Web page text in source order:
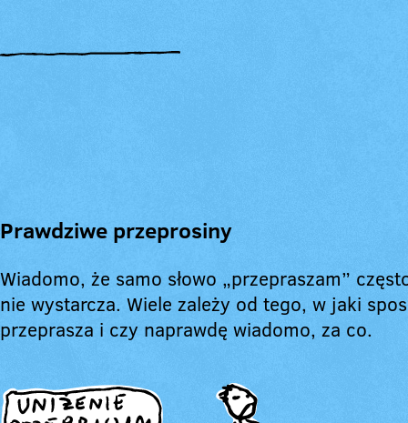
Prawdziwe przeprosiny
Wiadomo, że samo słowo „przepraszam”
nie wystarcza. Wiele zależy od tego, w jaki
przeprasza i czy naprawdę wiadomo, za co.